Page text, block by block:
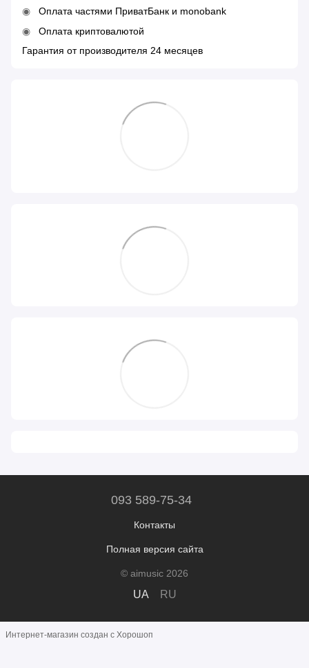
Оплата частями ПриватБанк и monobank
Оплата криптовалютой
Гарантия от производителя 24 месяцев
093 589-75-34
Контакты
Полная версия сайта
© aimusic 2026
UA RU
Интернет-магазин создан с Хорошоп